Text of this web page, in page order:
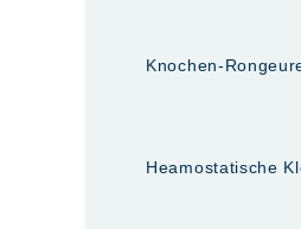
Knochen-
Heamostatische